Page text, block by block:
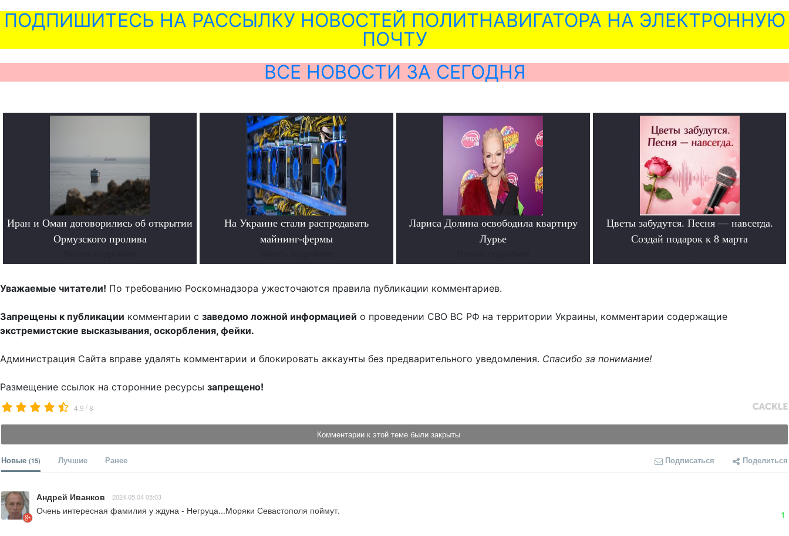
ПОДПИШИТЕСЬ НА РАССЫЛКУ НОВОСТЕЙ ПОЛИТНАВИГАТОРА НА ЭЛЕКТРОННУЮ
ПОЧТУ
ВСЕ НОВОСТИ ЗА СЕГОДНЯ
Иран и Оман договорились об открытии
Ормузского пролива
На Украине стали распродавать
майнинг-фермы
Лариса Долина освободила квартиру
Лурье
Цветы забудутся. Песня — навсегда.
Создай подарок к 8 марта
Уважаемые читатели! По требованию Роскомнадзора ужесточаются правила публикации комментариев.
Запрещены к публикации комментарии с заведомо ложной информацией о проведении СВО ВС РФ на территории Украины, комментарии содержащие
экстремистские высказывания, оскорбления, фейки.
Администрация Сайта вправе удалять комментарии и блокировать аккаунты без предварительного уведомления. Спасибо за понимание!
Размещение ссылок на сторонние ресурсы запрещено!
4.9 /8
Комментарии к этой теме были закрыты
Новые (15) Лучшие Ранее Подписаться Поделиться
Андрей Иванков 2024.05.04 05:03
Очень интересная фамилия у ждуна - Негруца...Моряки Севастополя поймут. 1